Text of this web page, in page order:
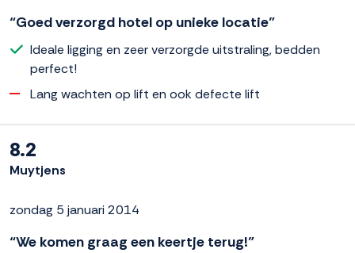
“Goed verzorgd hotel op unieke locatie”
Ideale ligging en zeer verzorgde uitstraling, bedden
perfect!
Lang wachten op lift en ook defecte lift
8.2
Muytjens
zondag 5 januari 2014
“We komen graag een keertje terug!”